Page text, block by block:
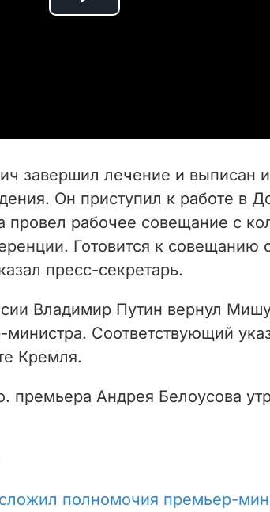
P
i
d
e
o
завершил лечение и выписан
Он приступил к работе в
провел рабочее совещание с
Готовится к совещанию
пресс-секретарь.
Владимир Путин вернул
Соответствующий
Кремля.
премьера Андрея Белоусова
сложил полномочия премьер-